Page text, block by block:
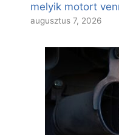
melyik motort
augusztus 7, 2026